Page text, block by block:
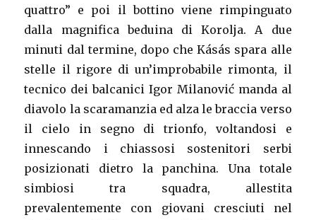
quattro” e poi il bottino viene rimpinguato
dalla magnifica beduina di Korolja. A due
minuti dal termine, dopo che Kásás spara alle
stelle il rigore di un’improbabile rimonta, il
tecnico dei balcanici Igor Milanović manda al
diavolo la scaramanzia ed alza le braccia verso
il cielo in segno di trionfo, voltandosi e
innescando i chiassosi sostenitori serbi
posizionati dietro la panchina. Una totale
simbiosi tra squadra, allestita
prevalentemente con giovani cresciuti nel